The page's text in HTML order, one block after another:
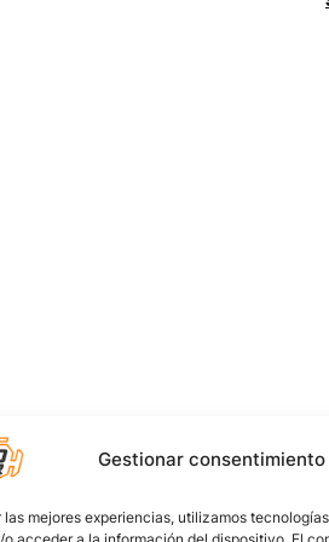
Gestionar consentimiento
las mejores experiencias, utilizamos